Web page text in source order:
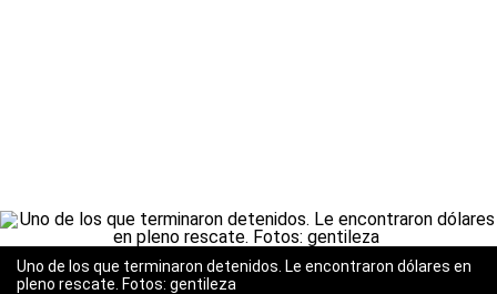
Uno de los que terminaron detenidos. Le encontraron dólares en
pleno rescate. Fotos: gentileza